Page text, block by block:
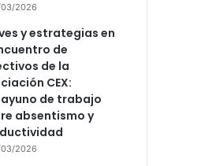
2026
y estrategias en
de
de la
CEX:
de trabajo
absentismo y
2026